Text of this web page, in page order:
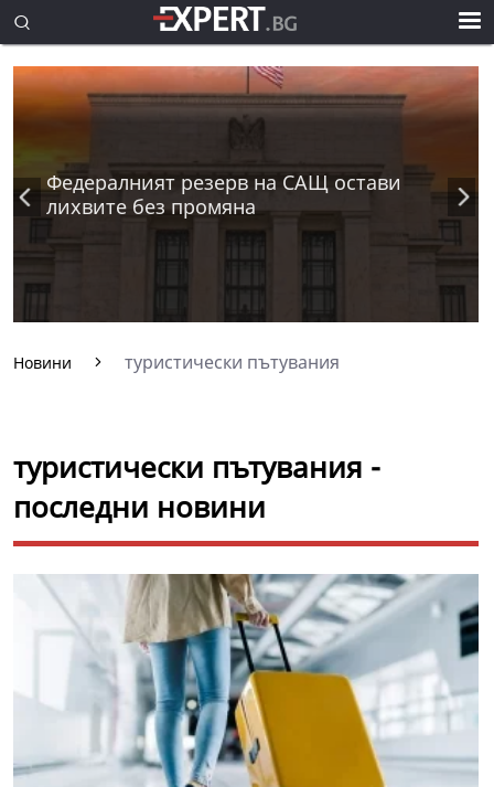
Федералният резерв на САЩ остави
лихвите без промяна
Новини туристически пътувания
туристически пътувания -
последни новини